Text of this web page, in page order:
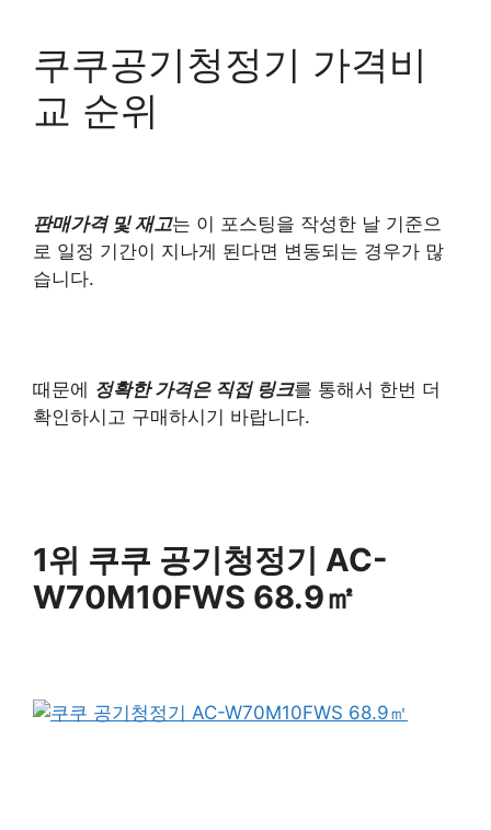
쿠쿠공기청정기 가격비
교 순위
판매가격 및 재고는 이 포스팅을 작성한 날 기준으
로 일정 기간이 지나게 된다면 변동되는 경우가 많
습니다.
때문에 정확한 가격은 직접 링크를 통해서 한번 더
확인하시고 구매하시기 바랍니다.
1위 쿠쿠 공기청정기 AC-
W70M10FWS 68.9㎡